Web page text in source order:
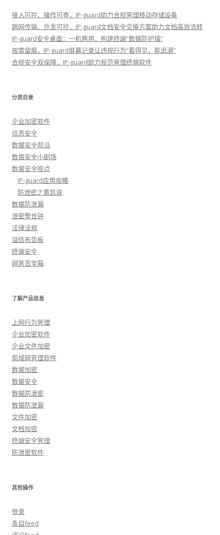
接入可控、操作可查，IP-guard助力合规管理移动存储设备
跨网传输、外发可控，IP-guard文档安全交换方案助力文档高效流转
IP-guard安全桌面：一机两用，构建终端“数据防护墙”
按需留痕，IP-guard屏幕记录让违规行为“看得见，能追溯”
合规安全双保障，IP-guard助力规范管理终端软件
分类目录
企业加密软件
信息安全
数据安全前沿
数据安全小剧场
数据安全视点
IP-guard应用攻略
防泄密之黄凯说
数据防泄漏
泄密警世钟
法律法规
溢信布告板
终端安全
网管百宝箱
了解产品信息
上网行为管理
企业加密软件
企业文件加密
局域网管理软件
数据加密
数据安全
数据防泄密
数据防泄漏
文件加密
文档加密
终端安全管理
防泄密软件
其他操作
登录
条目feed